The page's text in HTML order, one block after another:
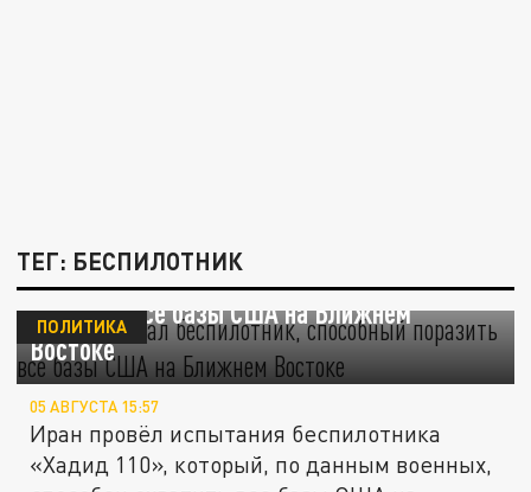
ТЕГ: БЕСПИЛОТНИК
Иран испытал беспилотник, способный
поразить все базы США на Ближнем
Востоке
ПОЛИТИКА
05 АВГУСТА 15:57
Иран провёл испытания беспилотника
«Хадид 110», который, по данным военных,